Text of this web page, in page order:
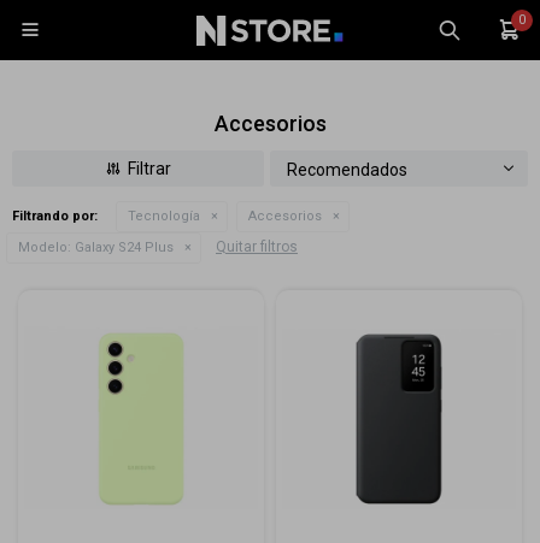
0

Accesorios
Recomendados
Filtrando por: Tecnología
Accesorios
Modelo: Galaxy S24 Plus Quitar filtros
Celulares